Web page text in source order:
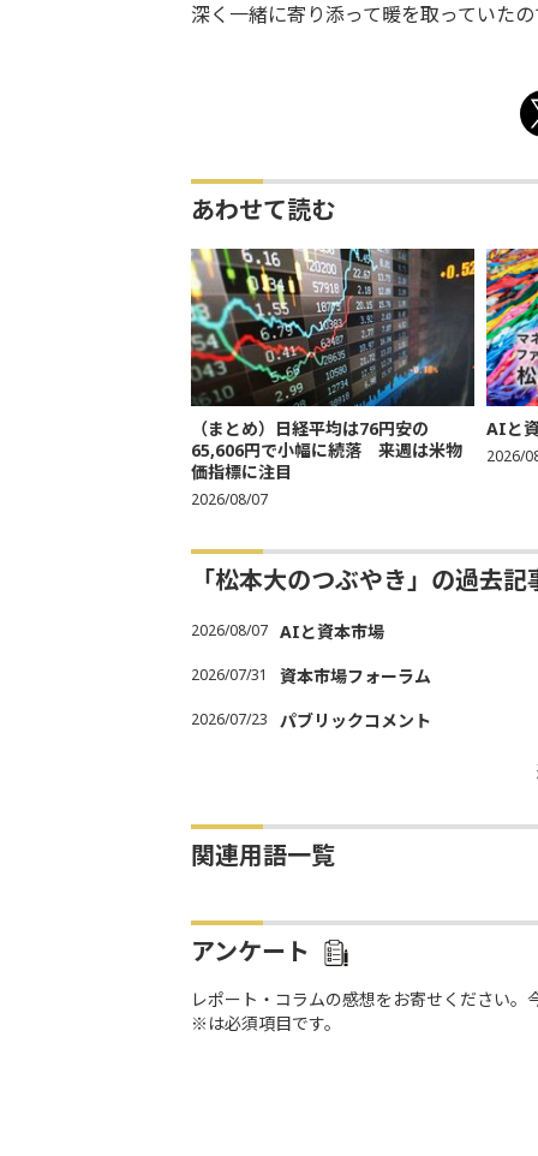
深く一緒に寄り添って暖を取っていた
あわせて読む
（まとめ）日経平均は76円安の
65,606円で小幅に続落 来週は米物
価指標に注目
2026/08/07
AIと
2026/
「松本大のつぶやき」の過去記
2026/08/07 AIと資本市場
2026/07/31 資本市場フォーラム
2026/07/23 パブリックコメント
関連用語一覧
アンケート
レポート・コラムの感想をお寄せください
※は必須項目です。